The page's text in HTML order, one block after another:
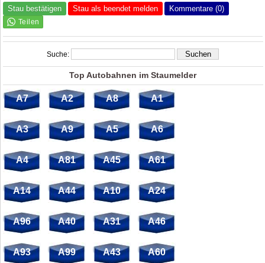
Stau bestätigen Stau als beendet melden Kommentare (0)
Suche:
Top Autobahnen im Staumelder
A7 A2 A8 A1
A3 A9 A5 A6
A4 A81 A45 A61
A14 A44 A10 A24
A96 A40 A31 A46
A93 A99 A43 A60